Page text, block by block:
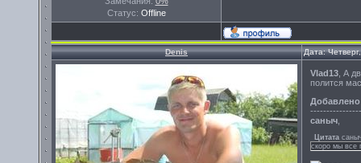
Статус: Offline
Denis Дата:
Vlad13 , А
полится
Добавлено
саныч
Цитата
скоро мы все